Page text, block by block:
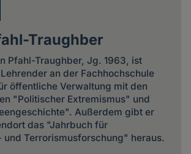
Traughber
Pfahl-Traughber, Jg. 1963, ist
an der Fachhochschule
öffentliche Verwaltung mit den
"Politischer Extremismus" und
Außerdem gibt er
das "Jahrbuch für
und Terrorismusforschung" heraus.